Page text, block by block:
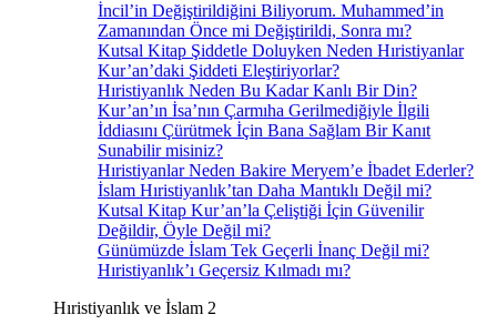
İncil’in Değiştirildiğini Biliyorum. Muhammed’in
Zamanından Önce mi Değiştirildi, Sonra mı?
Kutsal Kitap Şiddetle Doluyken Neden Hıristiyanlar
Kur’an’daki Şiddeti Eleştiriyorlar?
Hıristiyanlık Neden Bu Kadar Kanlı Bir Din?
Kur’an’ın İsa’nın Çarmıha Gerilmediğiyle İlgili
İddiasını Çürütmek İçin Bana Sağlam Bir Kanıt
Sunabilir misiniz?
Hıristiyanlar Neden Bakire Meryem’e İbadet Ederler?
İslam Hıristiyanlık’tan Daha Mantıklı Değil mi?
Kutsal Kitap Kur’an’la Çeliştiği İçin Güvenilir
Değildir, Öyle Değil mi?
Günümüzde İslam Tek Geçerli İnanç Değil mi?
Hıristiyanlık’ı Geçersiz Kılmadı mı?
Hıristiyanlık ve İslam 2